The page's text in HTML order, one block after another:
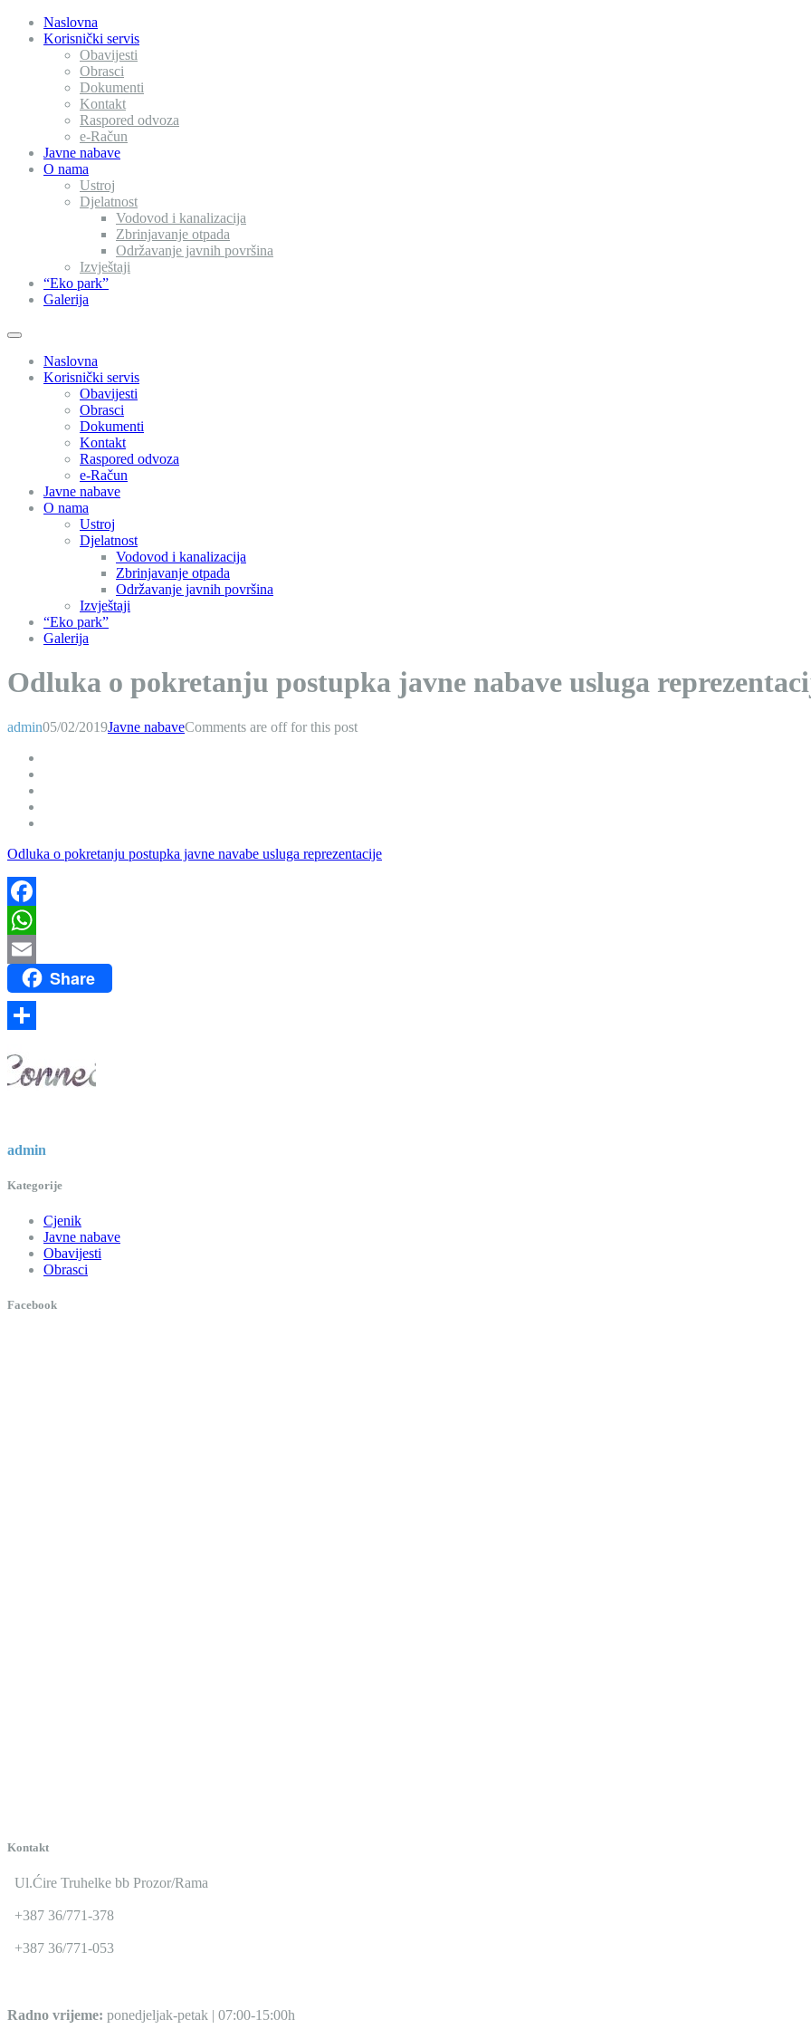
Naslovna
Korisnički servis
Obavijesti
Obrasci
Dokumenti
Kontakt
Raspored odvoza
e-Račun
Javne nabave
O nama
Ustroj
Djelatnost
Vodovod i kanalizacija
Zbrinjavanje otpada
Održavanje javnih površina
Izvještaji
“Eko park”
Galerija
Naslovna
Korisnički servis
Obavijesti
Obrasci
Dokumenti
Kontakt
Raspored odvoza
e-Račun
Javne nabave
O nama
Ustroj
Djelatnost
Vodovod i kanalizacija
Zbrinjavanje otpada
Održavanje javnih površina
Izvještaji
“Eko park”
Galerija
Odluka o pokretanju postupka javne nabave usluga
admin05/02/2019Javne nabaveComments are off for this post
Odluka o pokretanju postupka javne navabe usluga reprezentacije
Facebook
WhatsApp
Email Share
admin
Kategorije
Cjenik
Javne nabave
Obavijesti
Obrasci
Facebook
Kontakt
Ul.Ćire Truhelke bb Prozor/Rama
+387 36/771-378
+387 36/771-053
Radno vrijeme: ponedjeljak-petak | 07:00-15:00h